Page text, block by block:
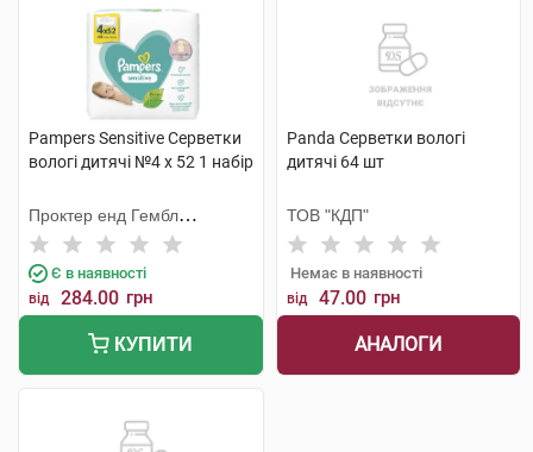
Pampers Sensitive Серветки
вологі дитячі №4 х 52 1 набір
Проктер енд Гембл
Мануфекчурінг
Є в наявності
від 284.00 грн
КУПИТИ
Panda Серветки вологі
дитячі 64 шт
ТОВ "КДП"
Немає в наявності
від 47.00 грн
АНАЛОГИ